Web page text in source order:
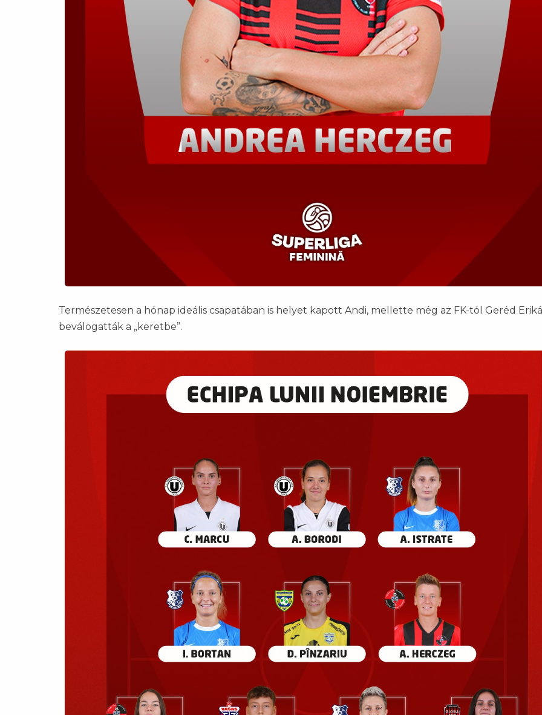
Természetesen a hónap ideális csapatában is helyet kapott Andi, mellette még az FK-tól Geréd
beválogatták a „keretbe”.